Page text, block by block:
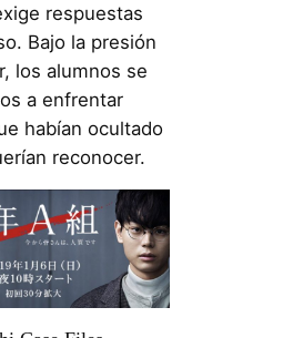
respuestas
Bajo la presión
los alumnos se
a enfrentar
habían ocultado
reconocer.